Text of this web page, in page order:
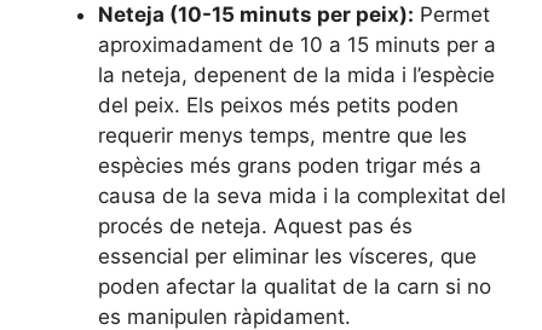
Neteja (10-15 minuts per peix): Permet
aproximadament de 10 a 15 minuts per a
la neteja, depenent de la mida i l’espècie
del peix. Els peixos més petits poden
requerir menys temps, mentre que les
espècies més grans poden trigar més a
causa de la seva mida i la complexitat del
procés de neteja. Aquest pas és
essencial per eliminar les vísceres, que
poden afectar la qualitat de la carn si no
es manipulen ràpidament.